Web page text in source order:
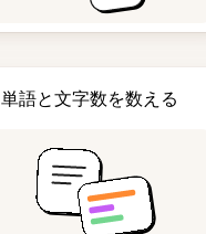
単語と文字数を数える